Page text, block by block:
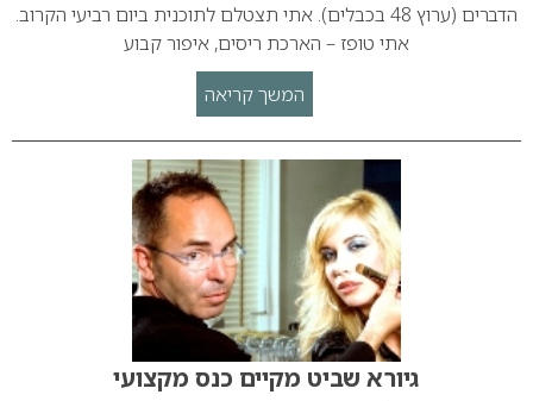
הדברים (ערוץ 48 בכבלים). אתי תצטלם לתוכנית ביום רביעי הקרוב.
אתי טופז – הארכת ריסים, איפור קבוע
המשך קריאה
גיורא שביט מקיים כנס מקצועי